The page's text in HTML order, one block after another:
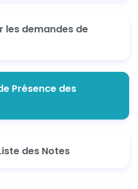
les demandes de
Présence des
des Notes